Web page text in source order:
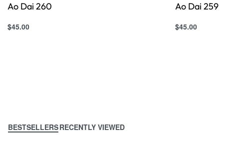
Ao Dai 260
$45.00
Ao Dai 259
$45.00
BESTSELLERSRECENTLY VIEWED